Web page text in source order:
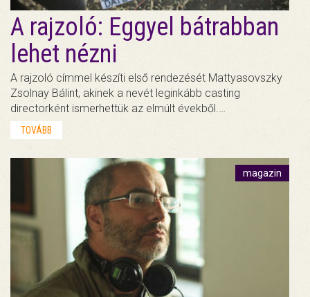
A rajzoló: Eggyel bátrabban
lehet nézni
A rajzoló címmel készíti első rendezését Mattyasovszky
Zsolnay Bálint, akinek a nevét leginkább casting
directorként ismerhettük az elmúlt évekből.…
TOVÁBB
magazin